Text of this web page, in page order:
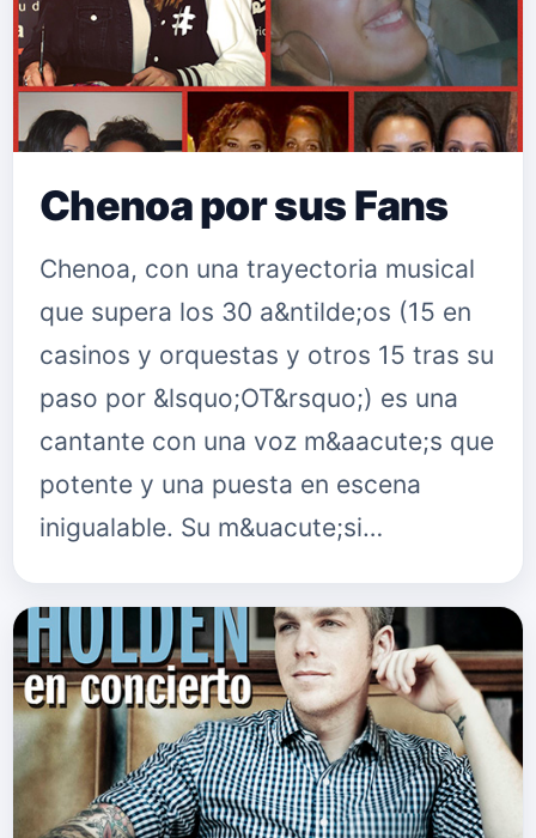
Chenoa por sus Fans
Chenoa, con una trayectoria musical
que supera los 30 a&ntilde;os (15 en
casinos y orquestas y otros 15 tras su
paso por &lsquo;OT&rsquo;) es una
cantante con una voz m&aacute;s que
potente y una puesta en escena
inigualable. Su m&uacute;si…